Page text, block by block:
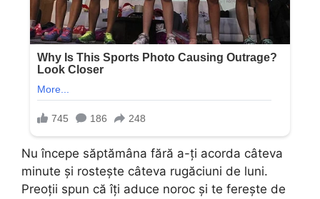
Nu începe săptămâna fără a-ți acorda câteva
minute și rostește câteva rugăciuni de luni.
Preoții spun că îți aduce noroc și te ferește de